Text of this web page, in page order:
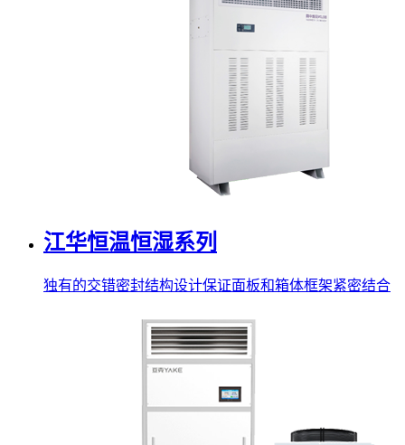
江华恒温恒湿系列
独有的交错密封结构设计保证面板和箱体框架紧密结合